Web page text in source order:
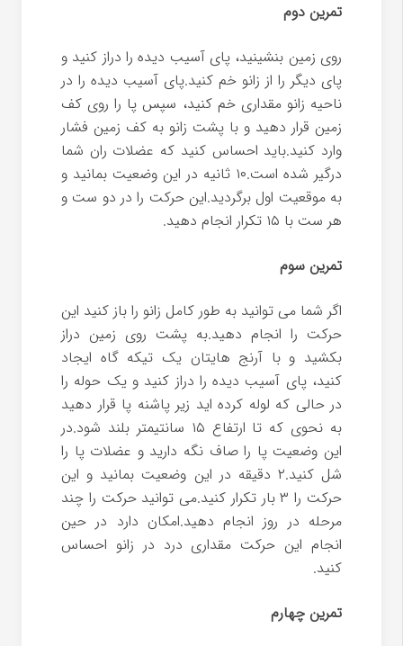
تمرین دوم
روی زمین بنشینید، پای آسیب دیده را دراز کنید و
پای دیگر را از زانو خم کنید.پای آسیب دیده را در
ناحیه زانو مقداری خم کنید، سپس پا را روی کف
زمین قرار دهید و با پشت زانو به کف زمین فشار
وارد کنید.باید احساس کنید که عضلات ران شما
درگیر شده است.۱۰ ثانیه در این وضعیت بمانید و
به موقعیت اول برگردید.این حرکت را در دو ست و
هر ست با ۱۵ تکرار انجام دهید.
تمرین سوم
اگر شما می توانید به طور کامل زانو را باز کنید این
حرکت را انجام دهید.به پشت روی زمین دراز
بکشید و با آرنج هایتان یک تیکه گاه ایجاد
کنید، پای آسیب دیده را دراز کنید و یک حوله را
در حالی که لوله کرده اید زیر پاشنه پا قرار دهید
به نحوی که تا ارتفاع ۱۵ سانتیمتر بلند شود.در
این وضعیت پا را صاف نگه دارید و عضلات پا را
شل کنید.۲ دقیقه در این وضعیت بمانید و این
حرکت را ۳ بار تکرار کنید.می توانید حرکت را چند
مرحله در روز انجام دهید.امکان دارد در حین
انجام این حرکت مقداری درد در زانو احساس
کنید.
تمرین چهارم